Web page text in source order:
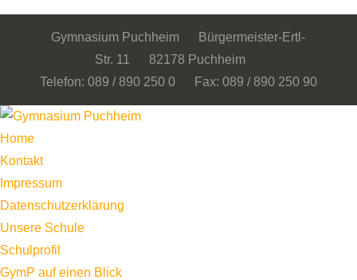
Gymnasium Puchheim Bürgermeister-Ertl-
Str. 11 82178 Puchheim
Telefon: 089 / 890 250 0 Fax: 089 / 890 250 90
Home
Kontakt
Impressum
Datenschutzerklärung
Unsere Schule
Schulprofil
GymP auf einen Blick